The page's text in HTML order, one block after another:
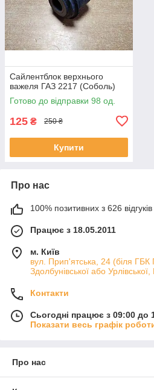
Сайлентблок верхнього
важеля ГАЗ 2217 (Соболь)
Готово до відправки 98 од.
125 ₴ 250 ₴
Купити
Про нас
100% позитивних з 626 відгуків
Працює з 18.05.2011
м. Київ
вул. Прип'ятська, 24 (біля ГБК
Здолбунівської або Урлівської,
Контакти
Сьогодні працює з 09:00 до
Показати весь графік
Про нас